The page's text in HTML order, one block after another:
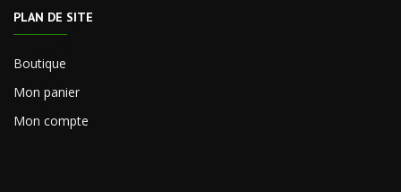
PLAN DE SITE
Boutique
Mon panier
Mon compte